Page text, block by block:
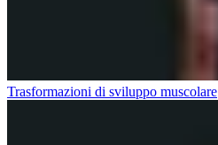
Trasformazioni di sviluppo muscolare